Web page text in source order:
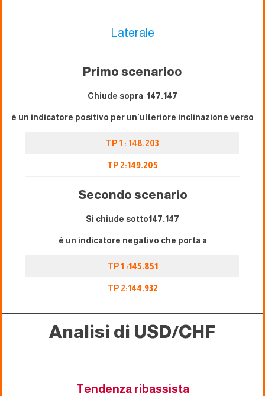
Laterale
Primo scenarioo
Chiude sopra 147.147
è un indicatore positivo per un'ulteriore inclinazione verso
TP 1 : 148.203
TP 2:149.205
Secondo scenario
Si chiude sotto147.147
è un indicatore negativo che porta a
TP 1 :145.851
TP 2:144.932
Analisi di USD/CHF
Tendenza ribassista